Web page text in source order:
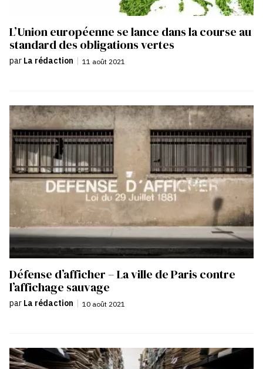
L’Union européenne se lance dans la course au
standard des obligations vertes
par La rédaction | 11 août 2021
Défense d’afficher – La ville de Paris contre
l’affichage sauvage
par La rédaction | 10 août 2021